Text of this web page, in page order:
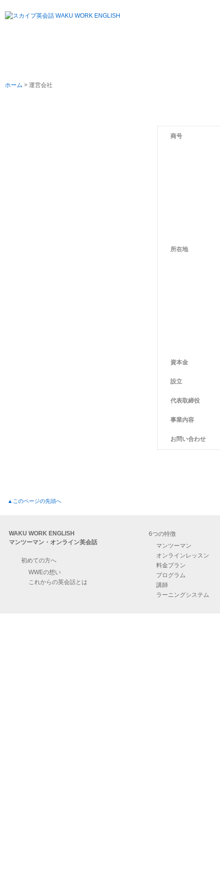
ホーム > 運営会社
商号
所在地
資本金
設立
代表取締役
事業内容
お問い合わせ
▲このページの先頭へ
WAKU WORK ENGLISH
マンツーマン・オンライン英会話
初めての方へ
WWEの想い
これからの英会話とは
6つの特徴
マンツーマン
オンラインレッスン
料金プラン
プログラム
講師
ラーニングシステム